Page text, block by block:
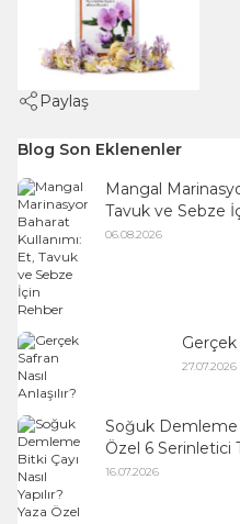
Paylaş
Blog Son Eklenenler
Mangal
Tavuk ve Sebze
06.08.2026
Gerçek
27.07.2026
Soğuk Demleme
Özel 6 Serinletici
16.07.2026